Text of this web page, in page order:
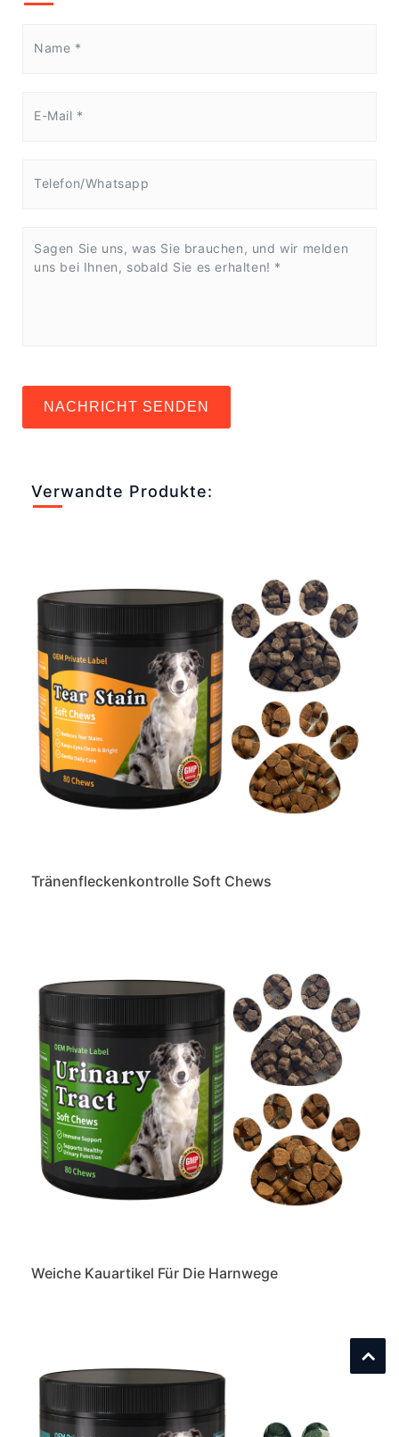
NACHRICHT SENDEN
Verwandte Produkte:
Tränenfleckenkontrolle Soft Chews
Weiche Kauartikel Für Die Harnwege